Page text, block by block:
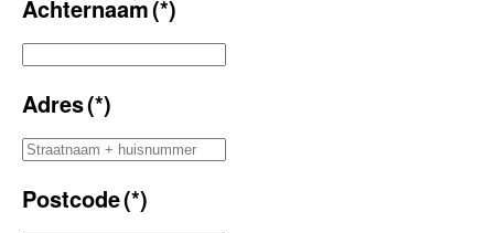
Achternaam(*)
Adres(*)
Postcode(*)